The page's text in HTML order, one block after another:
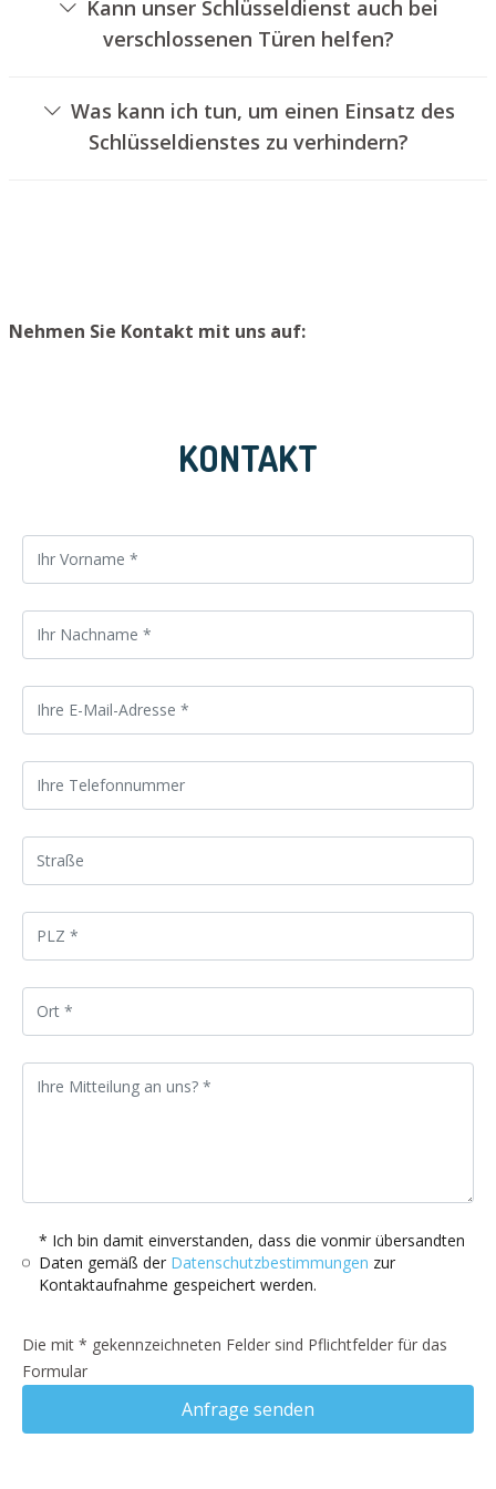
Kann unser Schlüsseldienst auch bei
verschlossenen Türen helfen?
öffnen. Dies kann jedoch normalerweise nicht geschehen,
ohne das Schloss aufzubohren. Wir bauen Ihnen jedoch
einen neuen Zylinder ein, sodass die Tür wieder
Was kann ich tun, um einen Einsatz des
Schlüsseldienstes zu verhindern?
Nehmen Sie Kontakt mit uns auf:
KONTAKT
* Ich bin damit einverstanden, dass die vonmir übersandten
Daten gemäß der Datenschutzbestimmungen zur
Kontaktaufnahme gespeichert werden.
Die mit * gekennzeichneten Felder sind Pflichtfelder für das
Formular
Anfrage senden